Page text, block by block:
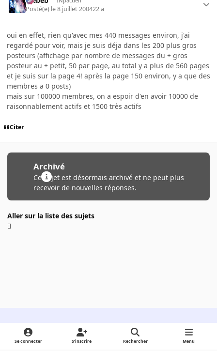
Posté(e) le 8 juillet 200422 a
oui en effet, rien qu'avec mes 440 messages environ, j'ai
regardé pour voir, mais je suis déja dans les 200 plus gros
posteurs (affichage par nombre de messages du + gros
posteur au + petit, 50 par page, au total y a plus de 560 pages
et je suis sur la page 4! après la page 150 environ, y a que des
membres a 0 posts)
mais sur 100000 membres, on a espoir d'en avoir 10000 de
raisonnablement actifs et 1500 très actifs
Citer
Archivé
Ce sujet est désormais archivé et ne peut plus
recevoir de nouvelles réponses.
Aller sur la liste des sujets
Light ModeDark ModeSystem Preference
Se connecter S’inscrire Rechercher Menu